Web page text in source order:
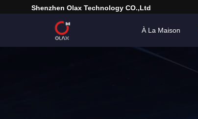
Shenzhen Olax Technology CO.,Ltd
À La Maison